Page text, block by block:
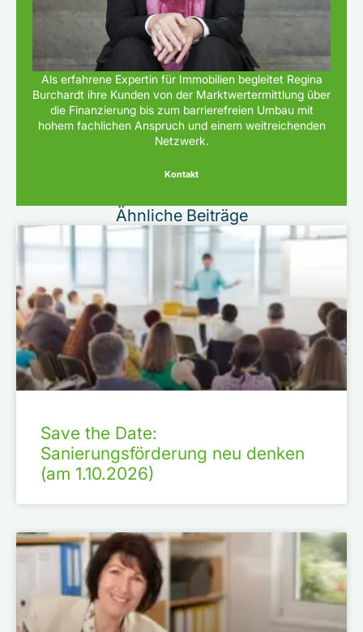
Als erfahrene Expertin für Immobilien begleitet Regina
Burchardt ihre Kunden von der Marktwertermittlung über
die Finanzierung bis zum barrierefreien Umbau mit
hohem fachlichen Anspruch und einem weitreichenden
Netzwerk.
Kontakt
Ähnliche Beiträge
Save the Date:
Sanierungsförderung neu denken
(am 1.10.2026)